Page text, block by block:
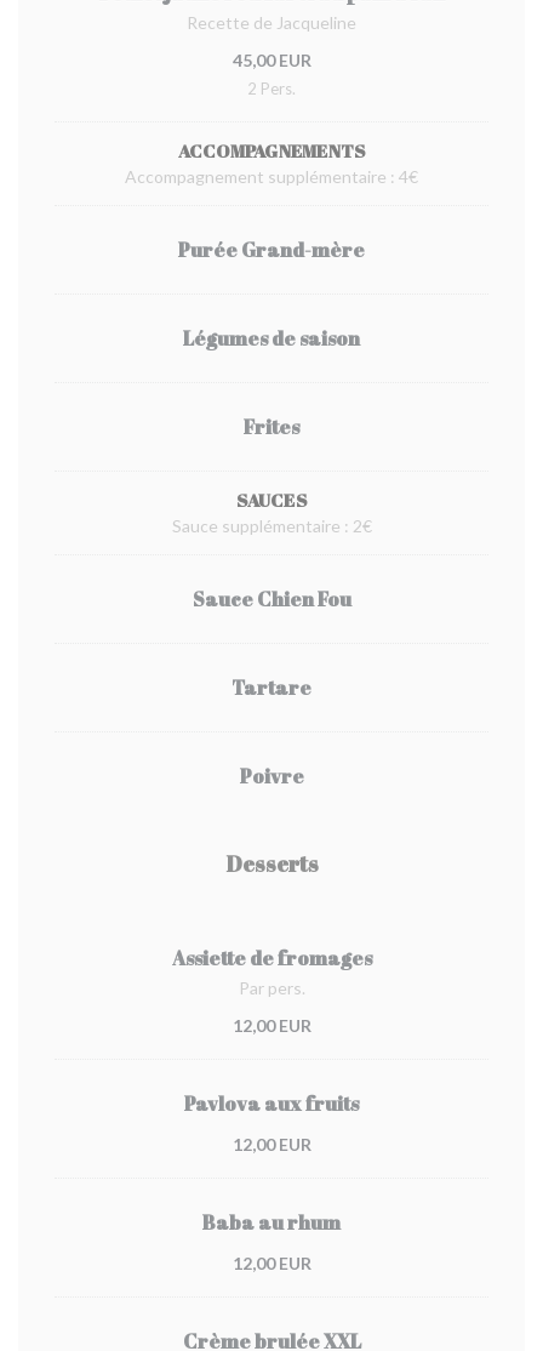
Recette de Jacqueline
45,00 EUR
2 Pers.
ACCOMPAGNEMENTS
Accompagnement supplémentaire : 4€
Purée Grand-mère
Légumes de saison
Frites
SAUCES
Sauce supplémentaire : 2€
Sauce Chien Fou
Tartare
Poivre
Desserts
Assiette de fromages
Par pers.
12,00 EUR
Pavlova aux fruits
12,00 EUR
Baba au rhum
12,00 EUR
Crème brulée XXL